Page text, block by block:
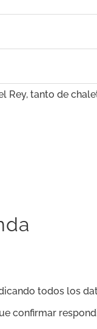
Rey, tanto de
todos los
confirmar